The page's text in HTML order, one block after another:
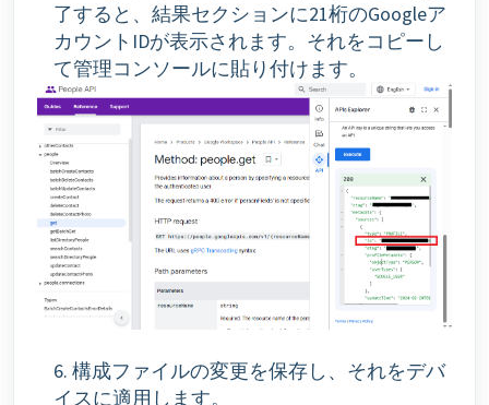
了すると、結果セクションに21桁のGoogleア
カウントIDが表示されます。それをコピーし
て管理コンソールに貼り付けます。
6. 構成ファイルの変更を保存し、それをデバ
イスに適用します。